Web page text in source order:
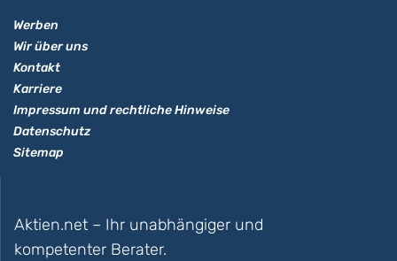
Werben
Wir über uns
Kontakt
Karriere
Impressum und rechtliche Hinweise
Datenschutz
Sitemap
Aktien.net – Ihr unabhängiger und
kompetenter Berater.